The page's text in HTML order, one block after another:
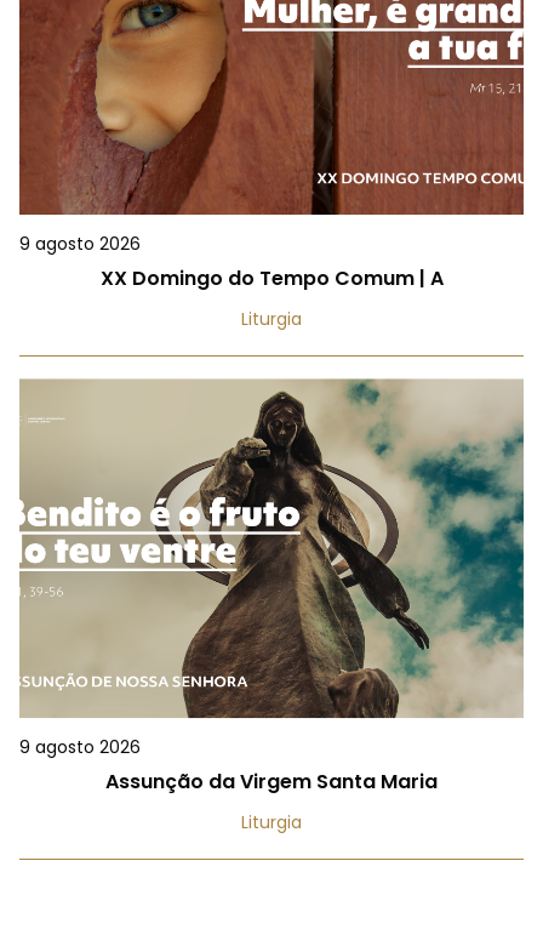
9 agosto 2026
XX Domingo do Tempo Comum | A
Liturgia
9 agosto 2026
Assunção da Virgem Santa Maria
Liturgia